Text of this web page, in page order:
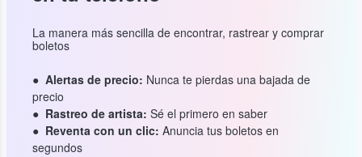
La manera más sencilla de encontrar, rastrear y comprar
boletos
Alertas de precio: Nunca te pierdas una bajada de
precio
Rastreo de artista: Sé el primero en saber
Reventa con un clic: Anuncia tus boletos en
segundos